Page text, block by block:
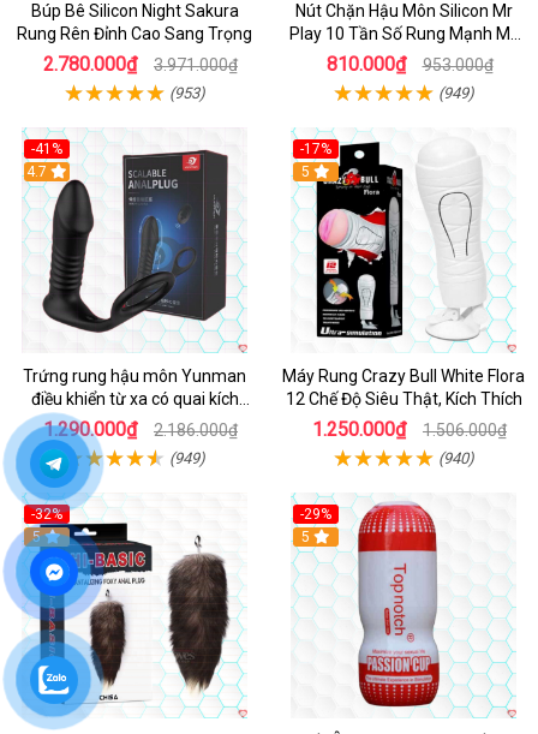
Búp Bê Silicon Night Sakura
Rung Rên Đỉnh Cao Sang Trọng
2.780.000₫ 3.971.000₫
(953)
Nút Chặn Hậu Môn Silicon Mr
Play 10 Tần Số Rung Mạnh Mẽ
Kích Thích
810.000₫ 953.000₫
(949)
-41%
Hot
4.7
Trứng rung hậu môn Yunman
điều khiển từ xa có quai kích
thích
1.290.000₫ 2.186.000₫
(949)
-17%
5
Máy Rung Crazy Bull White Flora
12 Chế Độ Siêu Thật, Kích Thích
1.250.000₫ 1.506.000₫
(940)
-32%
Hot
5
-29%
5